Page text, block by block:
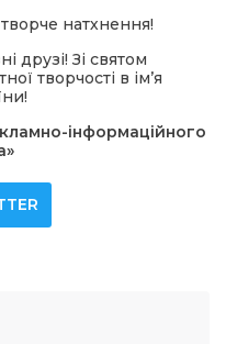
натхнення!
друзі! Зі святом
творчості в ім’я
інформаційного